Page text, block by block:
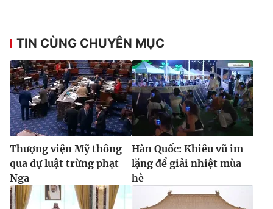
® Cấm sao chép dưới mọi hình thức nếu không có sự chấp
thuận bằng văn bản. Ghi rõ nguồn VTV.vn khi phát hành lại
thông tin từ website này.
TIN CÙNG CHUYÊN MỤC
Thượng viện Mỹ thông
qua dự luật trừng phạt
Nga
Hàn Quốc: Khiêu vũ im
lặng để giải nhiệt mùa
hè